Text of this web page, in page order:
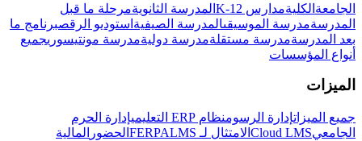
الجامعة الكليةمدارس K-12 المدرسة الثانويةمرحلة ما قبل
المدرسةمدرسة الموسيقىالمدرسة الصيفية استوديو الرقصبرنامج ما
بعد المدرسةمدرسة مستقلةمدرسة دوليةمدرسة مونتيسوريجميع
أنواع المؤسسات
الميزات
جميع الميزاتإدارة الرسومنظام ERP التعليمي
إدارة الحرم
الجامعيCloud LMS الامتثال لـ FERPA LMS الحضور المالية